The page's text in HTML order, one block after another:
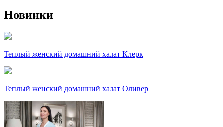
Новинки
Теплый женский домашний халат Клерк
Теплый женский домашний халат Оливер